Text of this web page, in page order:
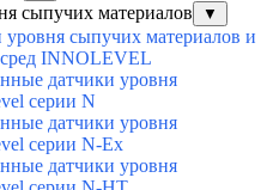
сыпучих материалов ▼
уровня сыпучих материалов и
INNOLEVEL
датчики уровня
серии N
датчики уровня
серии N-Ex
датчики уровня